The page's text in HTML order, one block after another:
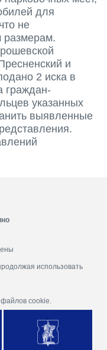
для
не
размерам.
и
2 иска в
граждан-
указанных
выявленные
использовать
cookie.